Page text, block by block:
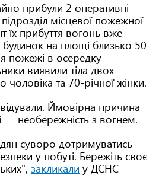
прибули 2 оперативні
місцевої пожежної
прибуття вогонь вже
на площі близько 50
пожежі в осередку
виявили тіла двох
чоловіка та 70-річної жінки.
Ймовірна причина
необережність з вогнем.
суворо дотримуватись
у побуті. Бережіть своє
закликали у ДСНС